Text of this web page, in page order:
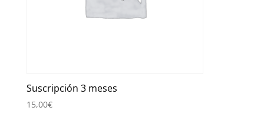
Suscripción 3 meses
15,00€